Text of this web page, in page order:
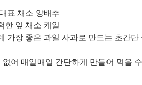
표 채소 양배추
한 잎 채소 케일
가장 좋은 과일 사과로 만드는 초간단
어 매일매일 간단하게 만들어 먹을